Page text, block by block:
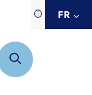
Traduction
siteFR